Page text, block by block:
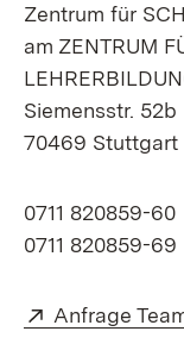
Zentrum für
am ZENTRUM
Siemensstr. 52b
70469 Stuttgart
0711 820859-60
0711 820859-69
Extern:
Anfrage